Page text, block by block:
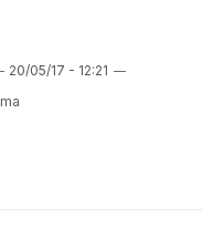
20/05/17 - 12:21